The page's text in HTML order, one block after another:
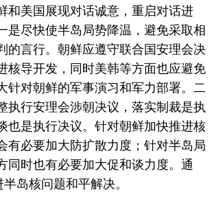
和美国展现对话诚意，重启对话进
是尽快使半岛局势降温，避免采取相
的言行。朝鲜应遵守联合国安理会决
核导开发，同时美韩等方面也应避免
针对朝鲜的军事演习和军力部署。二
执行安理会涉朝决议，落实制裁是执
也是执行决议。针对朝鲜加快推进核
有必要加大防扩散力度；针对半岛局
同时也有必要加大促和谈力度。通
岛核问题和平解决。